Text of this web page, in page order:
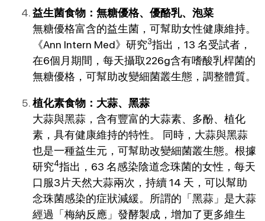
益生菌食物：無糖優格、優酪乳、泡菜
無糖優格富含的益生菌，可幫助女性健康維持。
《Ann Intern Med》研究3指出，13 名受試者，
在6個月期間，每天攝取226g含有嗜酸乳桿菌的
無糖優格，可幫助改變細菌叢生態，調整體質。
植化素食物：大蒜、黑蒜
大蒜與黑蒜，含有豐富的大蒜素、多酚、植化
素，具有健康維持的特性。 同時，大蒜與黑蒜
也是一種益生元，可幫助改變細菌叢生態。根據
研究4指出，63 名感染陰道念珠菌的女性，每天
口服3片天然大蒜兩次，持續 14 天，可以幫助
念珠菌感染的症狀減緩。所謂的「黑蒜」是大蒜
經過「梅納反應」發酵製成，增加了更多維生